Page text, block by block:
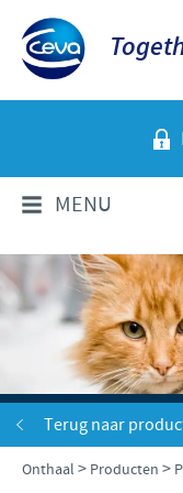
MENU
WIE ZIJN
Ceva in Belgë
Ceva in de
Onze
Producten lijst
SERVICE
Terug naar
Onthaal > Producten >